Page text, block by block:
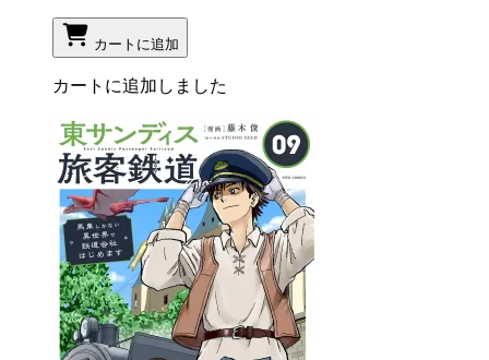
カートに追加
カートに追加しました